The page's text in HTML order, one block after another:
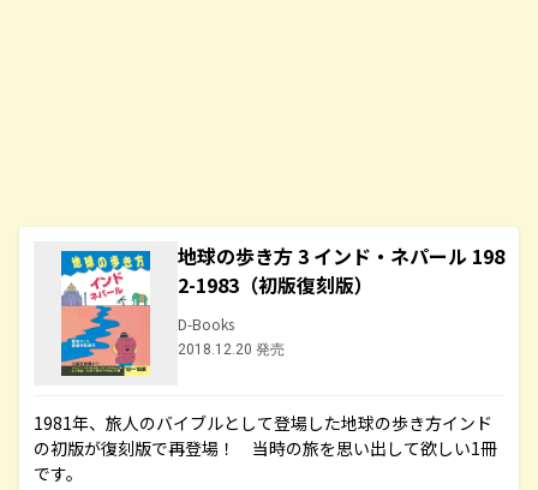
地球の歩き方 3 インド・ネパール 198
2-1983（初版復刻版）
D-Books
2018.12.20 発売
1981年、旅人のバイブルとして登場した地球の歩き方インド
の初版が復刻版で再登場！ 当時の旅を思い出して欲しい1冊
です。